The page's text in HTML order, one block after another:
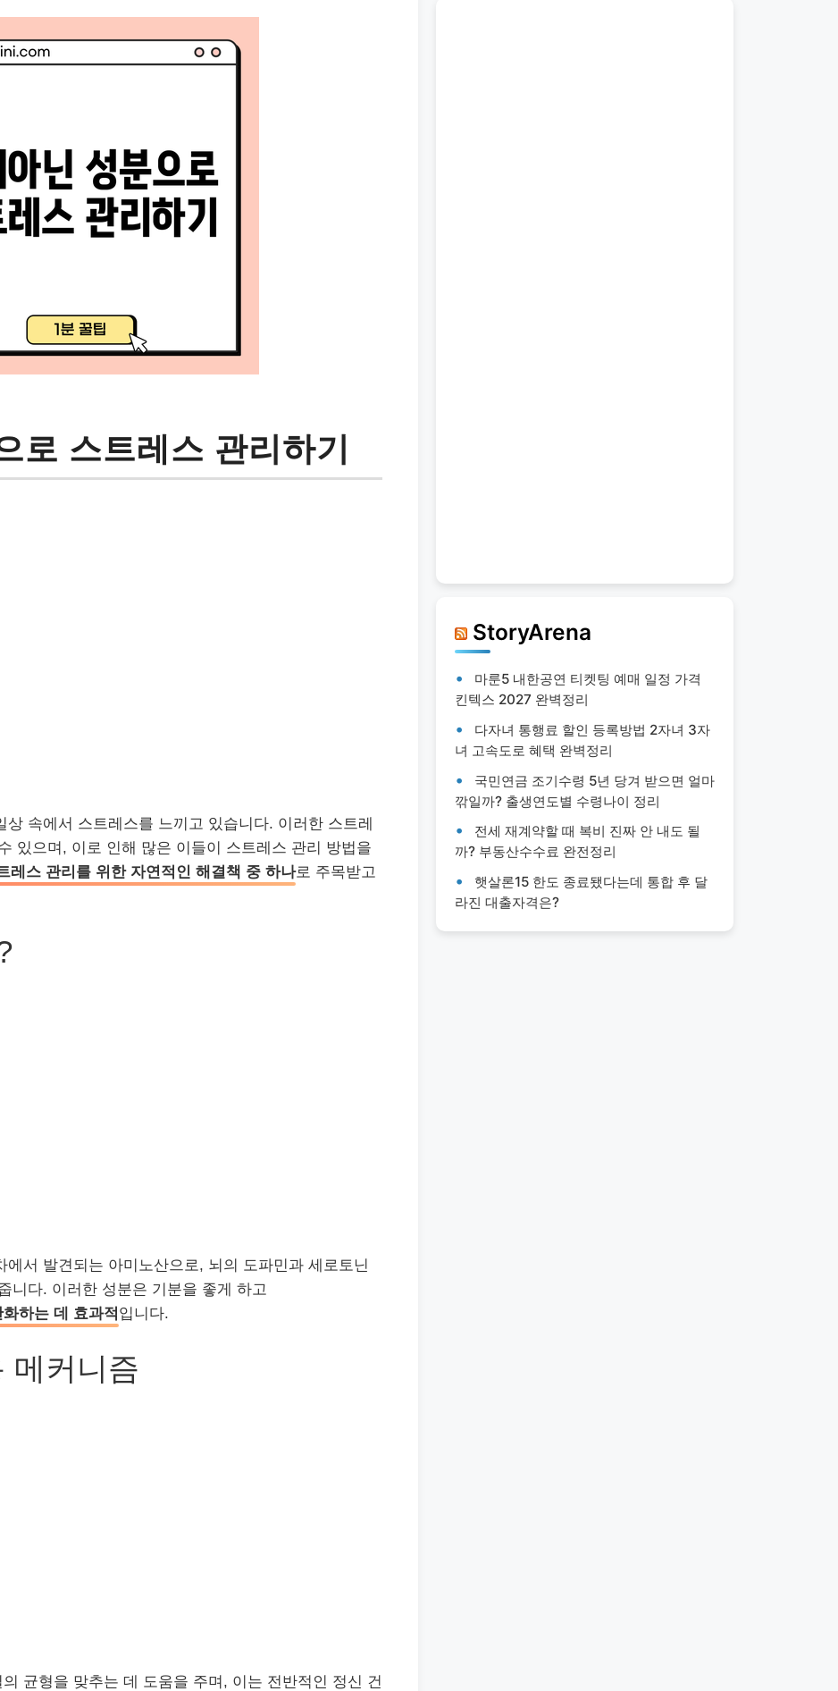
로 스트레스 관리하기
속에서 스트레스를 느끼고 있습니다. 이러한 스트레
있으며, 이로 인해 많은 이들이 스트레스 관리 방법을
레스 관리를 위한 자연적인 해결책 중 하나로 주목받고
에서 발견되는 아미노산으로, 뇌의 도파민과 세로토닌
니다. 이러한 성분은 기분을 좋게 하고
하는 데 효과적 입니다.
메커니즘
균형을 맞추는 데 도움을 주며, 이는 전반적인 정신 건
StoryArena
마룬5 내한공연 티켓팅 예매 일정 가격
킨텍스 2027 완벽정리
다자녀 통행료 할인 등록방법 2자녀 3자
녀 고속도로 혜택 완벽정리
국민연금 조기수령 5년 당겨 받으면 얼마
깎일까? 출생연도별 수령나이 정리
전세 재계약할 때 복비 진짜 안 내도 될
까? 부동산수수료 완전정리
햇살론15 한도 종료됐다는데 통합 후 달
라진 대출자격은?